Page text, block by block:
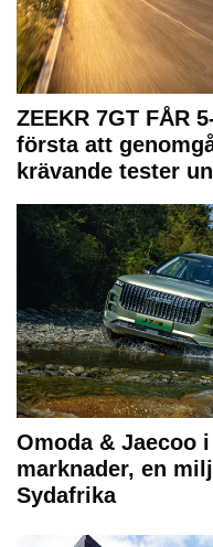
ZEEKR 7GT FÅR
första att
krävande tester
Omoda & Jaecoo
marknader, en
Sydafrika